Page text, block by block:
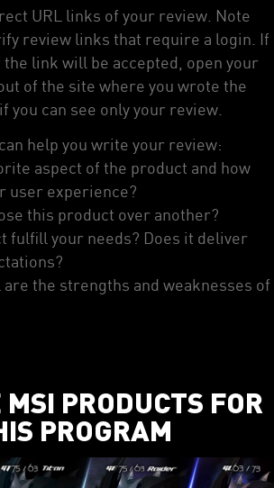
URL links of your review. Note
review links that require a login. If
link will be accepted, open your
of the site where you wrote the
you can see only your review.
help you write your review:
aspect of the product and how
user experience?
this product over another?
fulfill your needs? Does it deliver
are the strengths and weaknesses of
PRODUCTS FOR
PROGRAM